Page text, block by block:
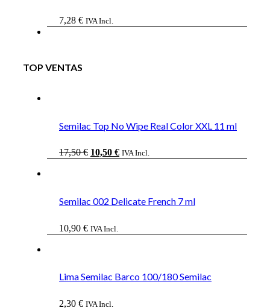
7,28 € IVA Incl.
TOP VENTAS
Semilac Top No Wipe Real Color XXL 11 ml
17,50€ El
10,50 €ElIVA Incl.
Semilac 002 Delicate French 7 ml
10,90 € IVA Incl.
Lima Semilac Barco 100/180 Semilac
2,30 € IVA Incl.